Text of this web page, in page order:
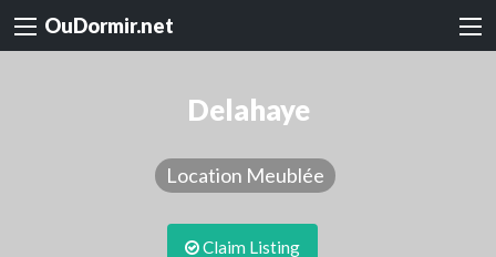
OuDormir.net
Delahaye
Location Meublée
Claim Listing